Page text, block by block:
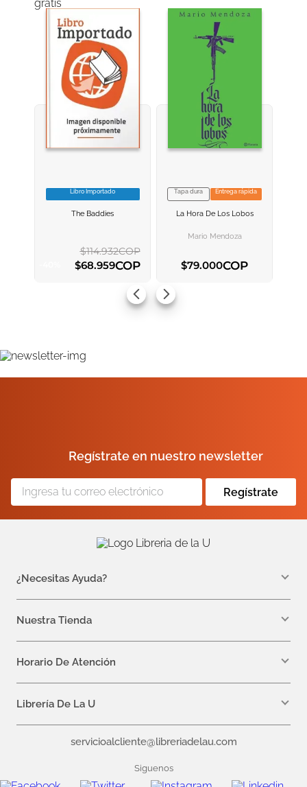
VER INFORMACION
Libro Importado
The Baddies
$114.932COP
$68.959COP
VER INFORMACION
Tapa dura Entrega rápida
La Hora De Los Lobos
Mario Mendoza
$79.000COP
Regístrate en nuestro newsletter
Regístrate
¿Necesitas Ayuda?
WhatsApp +57 310 7157616
servicioalcliente@libreriadelau.com
Nuestra Tienda
Librería de la U - Teusaquillo
Calle 32a # 19- 24
Horario De Atención
Lunes, Jueves y Viernes: 7:00 a.m a 5:00 p.m
Martes y Miércoles: 7:00 a.m a 6:00 p.m.
Librería De La U
¿Quiénes somos?
Editoriales aliadas
servicioalcliente@libreriadelau.com
Siguenos